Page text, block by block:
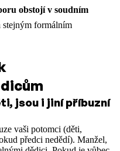
obstojí v soudním
stejným formálním
jsou i jiní příbuzní
vaši potomci (děti,
předci nedědí). Manžel,